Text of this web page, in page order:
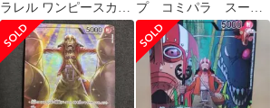
ラレル ワンピースカー
ド 強大な敵
プ コミパラ スーパ
ーパラレル 強大な敵